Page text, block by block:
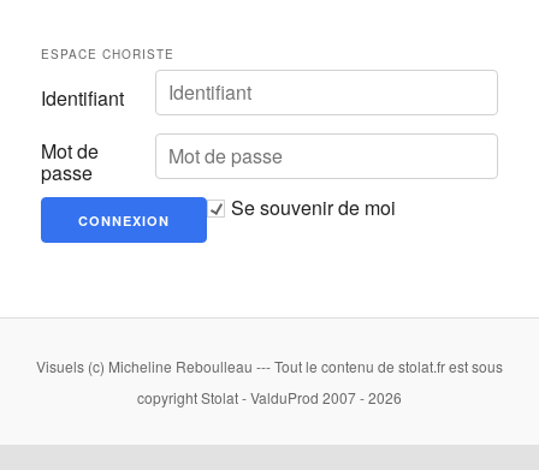
ESPACE CHORISTE
Identifiant
Mot de
passe
Se souvenir de moi
Visuels (c) Micheline Reboulleau --- Tout le contenu de stolat.fr est sous
copyright Stolat - ValduProd 2007 - 2026